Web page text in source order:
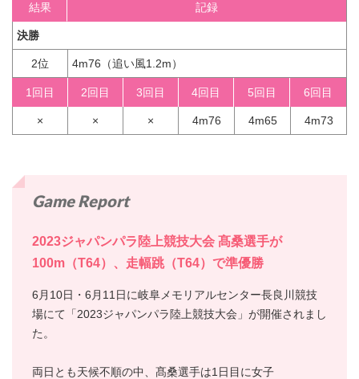
結果 記録
決勝
2位 4m76 （追い風1.2m）
1回目 2回目 3回目 4回目 5回目 6回目
× × × 4m76 4m65 4m73
Game Report
2023ジャパンパラ陸上競技大会 髙桑選手が
100m（T64）、走幅跳（T64）で準優勝
6月10日・6月11日に岐阜メモリアルセンター長良川競技
場にて「2023ジャパンパラ陸上競技大会」が開催されまし
た。
両日とも天候不順の中、髙桑選手は1日目に女子